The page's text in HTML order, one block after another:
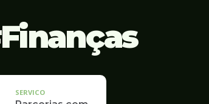
Finanças
SERVICO